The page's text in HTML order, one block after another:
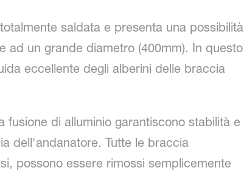
saldata e presenta una possibilità
ad un grande diametro (400mm). In questo
eccellente degli alberini delle braccia
fusione di alluminio garantiscono stabilità e
dell'andanatore. Tutte le braccia
possono essere rimossi semplicemente